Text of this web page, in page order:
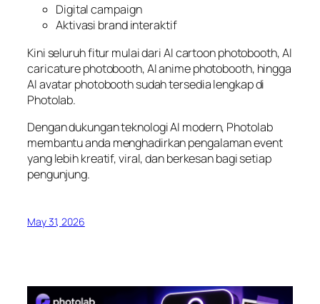
Digital campaign
Aktivasi brand interaktif
Kini seluruh fitur mulai dari AI cartoon photobooth, AI
caricature photobooth, AI anime photobooth, hingga
AI avatar photobooth sudah tersedia lengkap di
Photolab.
Dengan dukungan teknologi AI modern, Photolab
membantu anda menghadirkan pengalaman event
yang lebih kreatif, viral, dan berkesan bagi setiap
pengunjung.
May 31, 2026